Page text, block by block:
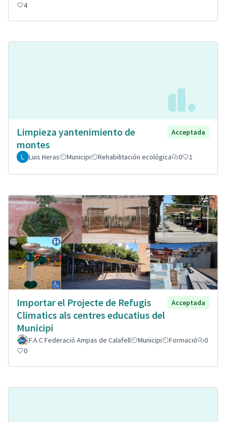
4
Limpieza yantenimiento de
montes
Acceptada
Luis Heras Municipi Rehabilitación ecológica 0 1
Importar el Projecte de Refugis
Climatics als centres educatius del
Municipi
Acceptada
F.A.C Federació Ampas de Calafell Municipi Formació
0
0